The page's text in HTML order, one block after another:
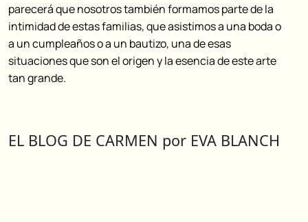
parecerá que nosotros también formamos parte de la
intimidad de estas familias, que asistimos a una boda o
a un cumpleaños o a un bautizo, una de esas
situaciones que son el origen y la esencia de este arte
tan grande.
EL BLOG DE CARMEN por EVA BLANCH